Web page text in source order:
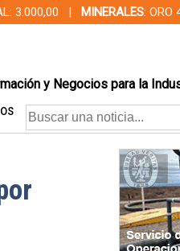
3.000,00 | MINERALES: ORO
y Negocios para la